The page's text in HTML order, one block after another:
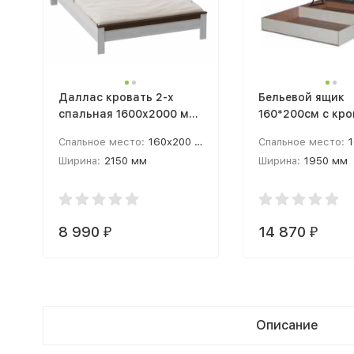
Даллас кровать 2-х
спальная 1600x2000 мм
Спальное место: 160x200 см
Ширина: 2150 мм
8 990 ₽
Бельевой ящик
160*200см с
подъемным
(160/200см)
Спальное место:
Ширина: 1950 мм
14 870 ₽
Описание